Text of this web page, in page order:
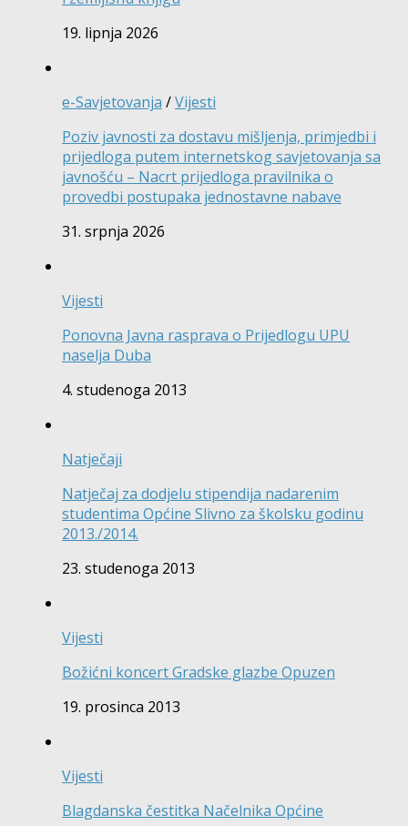
19. lipnja 2026
e-Savjetovanja /Vijesti
Poziv javnosti za dostavu mišljenja, primjedbi i
prijedloga putem internetskog savjetovanja sa
javnošću – Nacrt prijedloga pravilnika o
provedbi postupaka jednostavne nabave
31. srpnja 2026
Vijesti
Ponovna Javna rasprava o Prijedlogu UPU
naselja Duba
4. studenoga 2013
Natječaji
Natječaj za dodjelu stipendija nadarenim
studentima Općine Slivno za školsku godinu
2013./2014.
23. studenoga 2013
Vijesti
Božićni koncert Gradske glazbe Opuzen
19. prosinca 2013
Vijesti
Blagdanska čestitka Načelnika Općine